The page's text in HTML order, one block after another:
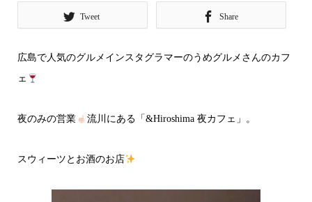
Tweet Share
広島で人気のグルメインスタグラマーのうめグルメさんのカフ
ェ
夜のみの営業 流川にある「&Hiroshima 夜カフェ」。
スウィーツとお酒のお店